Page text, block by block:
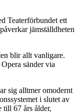
Teaterförbundet ett
jämställdheten
blir allt vanligare.
sänder via
sig alltmer omodernt
i slutet av
till 67 års ålder,